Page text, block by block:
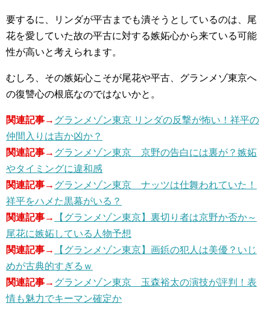
要するに、リンダが平古までも潰そうとしているのは、尾
花を愛していた故の平古に対する嫉妬心から来ている可能
性が高いと考えられます。
むしろ、その嫉妬心こそが尾花や平古、グランメゾ東京へ
の復讐心の根底なのではないかと。
関連記事→ グランメゾン東京 リンダの反撃が怖い！祥平の
仲間入りは吉か凶か？
関連記事→ グランメゾン東京 京野の告白には裏が？嫉妬
やタイミングに違和感
関連記事→ グランメゾン東京 ナッツは仕舞われていた！
祥平をハメた黒幕がいる？
関連記事→
【グランメゾン東京】裏切り者は京野か否か～
尾花に嫉妬している人物予想
関連記事→
【グランメゾン東京】画鋲の犯人は美優？いじ
めが古典的すぎるｗ
関連記事→ グランメゾン東京 玉森裕太の演技が評判！表
情も魅力でキーマン確定か